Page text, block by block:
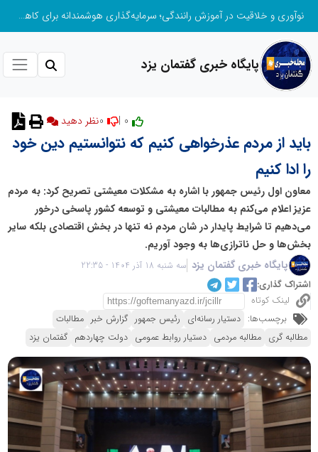
نوآوری و خلاقیت در آموزش رانندگی؛ سرمایه‌گذاری هوشمندانه برای کاهش آسیب‌های اجتماعی و ارتقای ایمنی جامعه
پایگاه خبری گفتمان یزد
نظر دهید
باید از مردم عذرخواهی کنیم که نتوانستیم دین خود
را ادا کنیم
معاون اول رئیس جمهور با اشاره به مشکلات معیشتی تصریح کرد: به مردم
عزیز اعلام می‌کنم به مطالبات معیشتی و توسعه کشور پاسخی درخور
می‌دهیم تا شرایط پایدار در شان مردم نه تنها در بخش اقتصادی بلکه سایر
بخش‌ها و حل ناترازی‌ها به وجود آوریم.
پایگاه خبری گفتمان یزد سه شنبه 18 آذر 1404 - 22:35
اشتراک گذاری:
لینک کوتاه
برچسب‌ها: دستیار رسانه‌ای رئیس جمهور گزارش خبر مطالبات
مطالبه گری مطالبه مردمی دستیار روابط عمومی دولت چهاردهم گفتمان یزد